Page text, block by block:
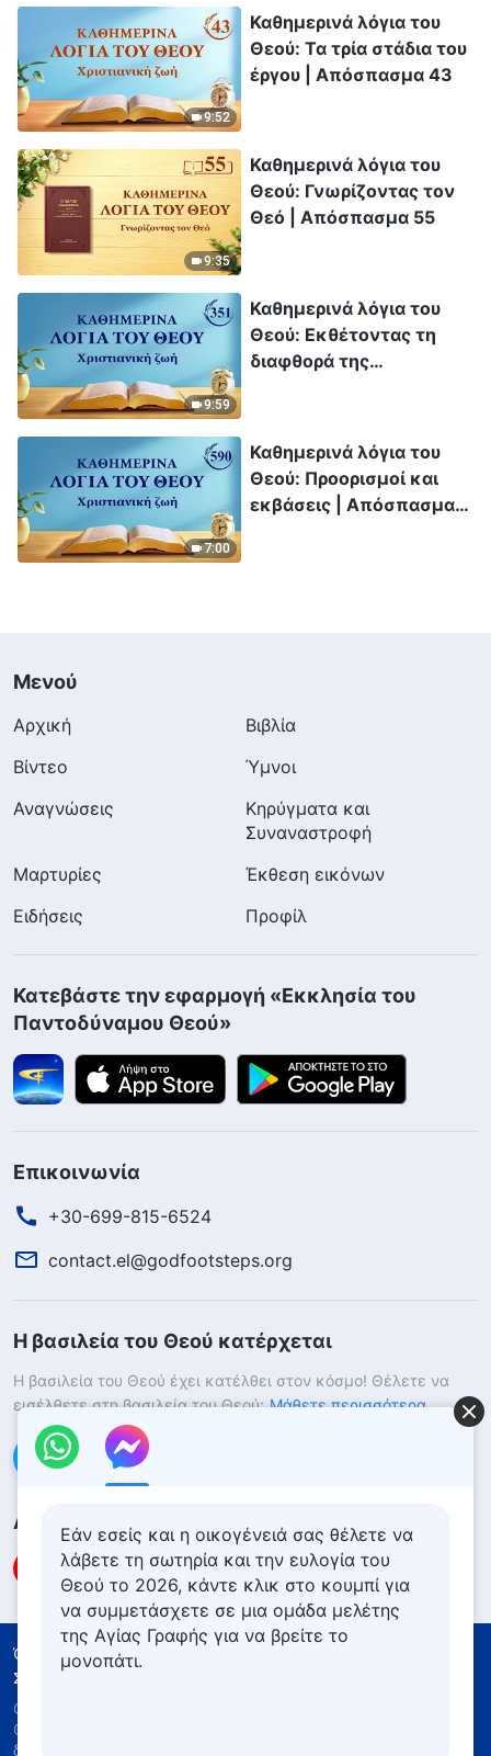
9:52
Καθημερινά λόγια του
Θεού: Τα τρία στάδια του
έργου | Απόσπασμα 43
9:35
Καθημερινά λόγια του
Θεού: Γνωρίζοντας τον
Θεό | Απόσπασμα 55
9:59
Καθημερινά λόγια του
Θεού: Εκθέτοντας τη
διαφθορά της
7:00
Καθημερινά λόγια του
Θεού: Προορισμοί και
εκβάσεις | Απόσπασμα
Μενού
Αρχική
Βιβλία
Βίντεο
Ύμνοι
Αναγνώσεις
Κηρύγματα και
Συναναστροφή
Μαρτυρίες
Έκθεση εικόνων
Ειδήσεις
Προφίλ
Κατεβάστε την εφαρμογή «Εκκλησία του
Παντοδύναμου Θεού»
Επικοινωνία
+30-699-815-6524
contact.el@godfootsteps.org
Η βασιλεία του Θεού κατέρχεται
Η βασιλεία του Θεού έχει κατέλθει στον κόσμο! Θέλετε να
εισέλθετε στη βασιλεία του Θεού; Μάθετε περισσότερα
Επικοινωνήστε μαζί μας μέσω Messenger
Ακολουθήστε μας
Όροι Χρήσης
Πολιτική απορρήτου
Συντελεστές
Copyright © 2026
Θεού
δικαιώματος.
Εάν εσείς και η οικογένειά σας θέλετε να
λάβετε τη σωτηρία και την ευλογία του
Θεού το 2026, κάντε κλικ στο κουμπί για
να συμμετάσχετε σε μια ομάδα μελέτης
της Αγίας Γραφής για να βρείτε το
μονοπάτι.